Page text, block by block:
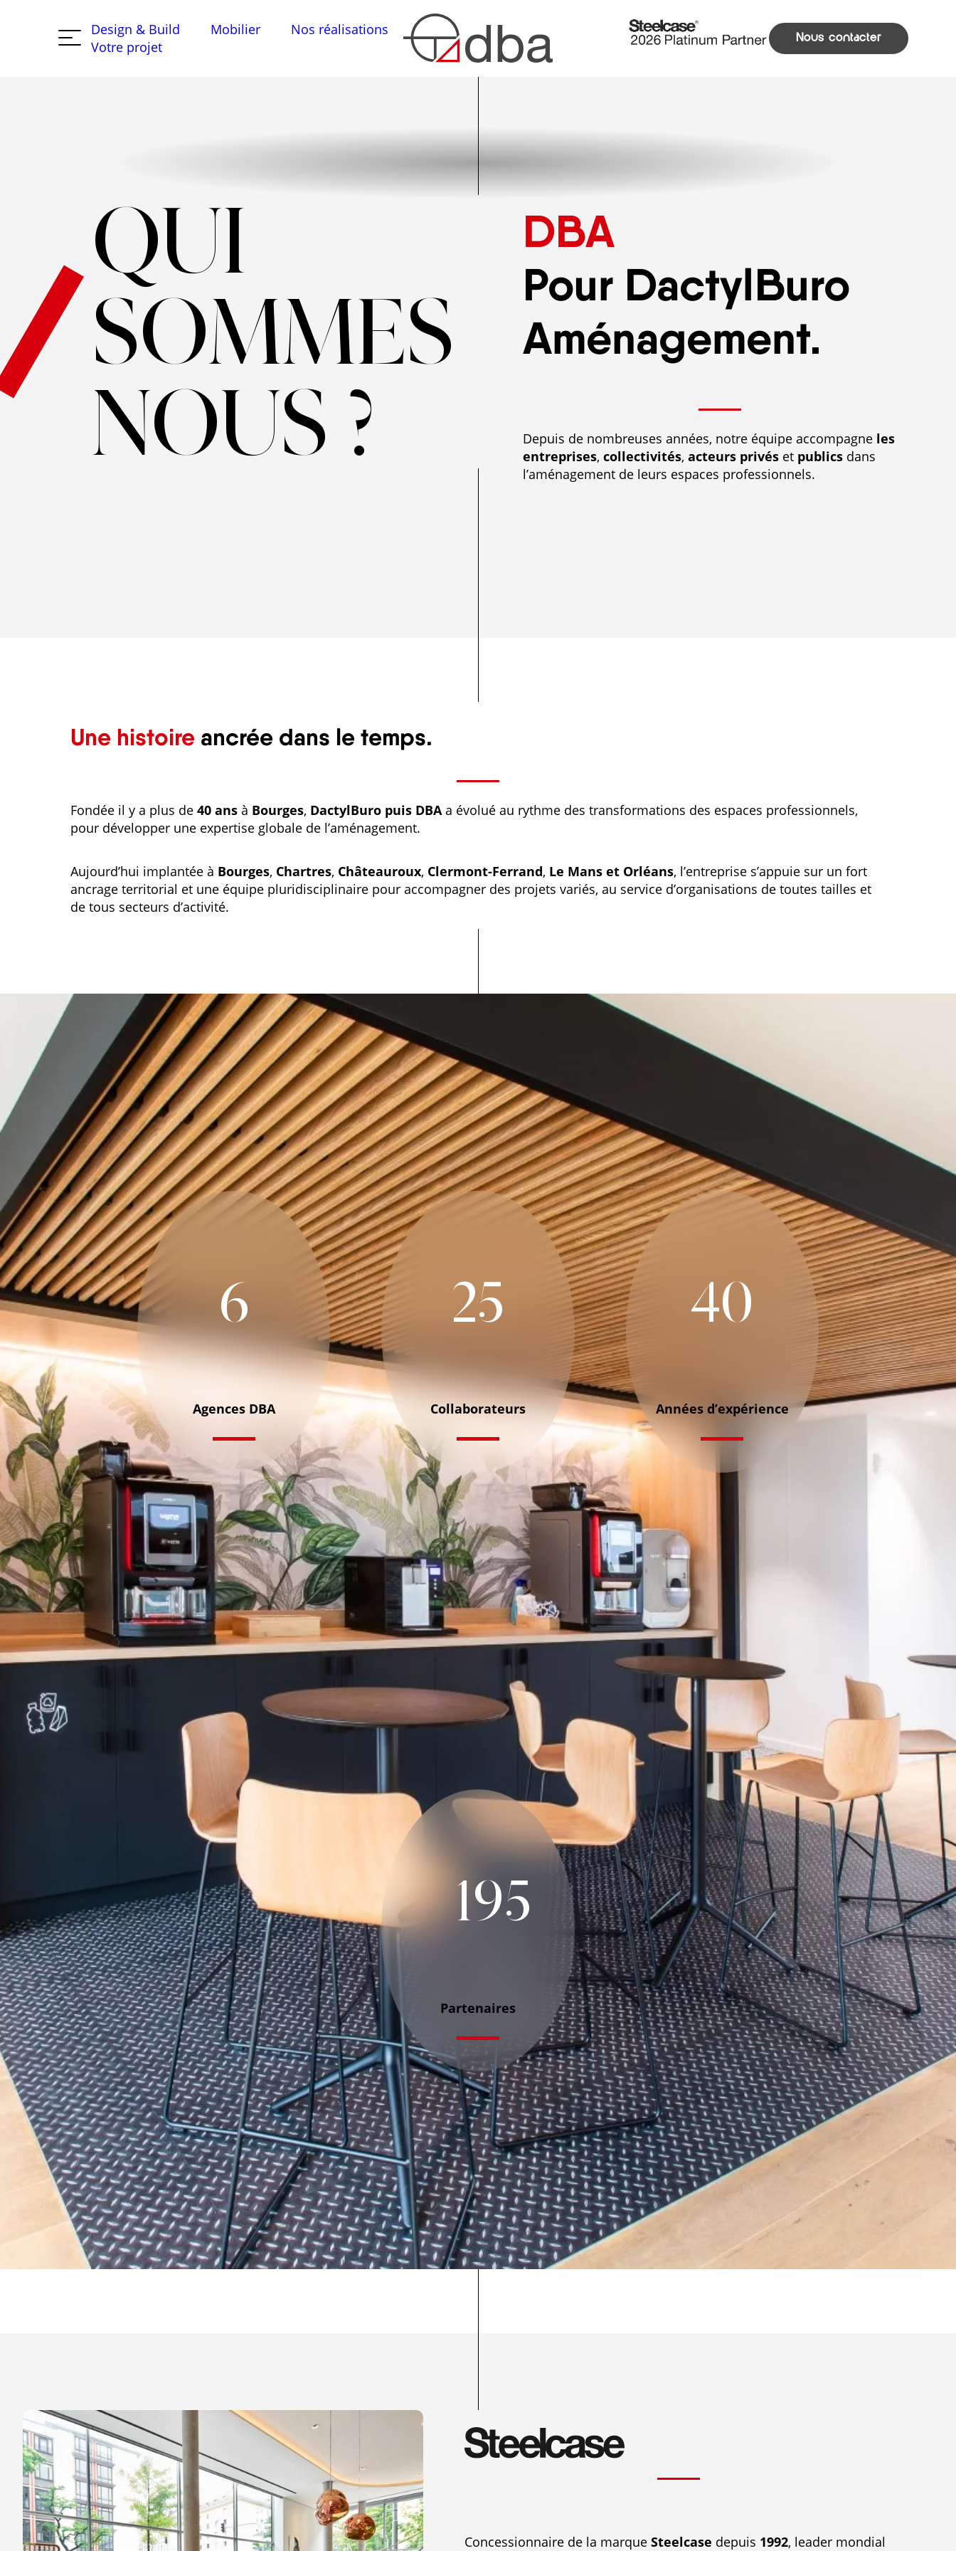
Design & Build Mobilier
Nos réalisations
Votre projet
Nous contacter
QUI
SOMMES-
NOUS ?
DBA
Pour DactylBuro
Aménagement.
Depuis de nombreuses années, notre équipe accompagne les
entreprises,collectivités,acteurs privés et publics dans
l’aménagement de leurs espaces professionnels.
Une histoire ancrée dans le temps.
Fondée il y a plus de40 ans à Bourges, DactylBuro puis DBAa évolué au rythme des transformations des espaces professionnels,
pour développer une expertise globale de l’aménagement.
Aujourd’hui implantée à Bourges, Chartres, Châteauroux, Clermont-Ferrand, Le Mans et Orléans, l’entreprise s’appuie sur un fort
ancrage territorial et une équipe pluridisciplinaire pour accompagner des projets variés, au service d’organisations de toutes tailles et
de tous secteurs d’activité.
6
Agences DBA
25
Collaborateurs
40
Années d’expérience
+250
Partenaires
Concessionnaire de la marque Steelcase depuis 1992, leader mondial